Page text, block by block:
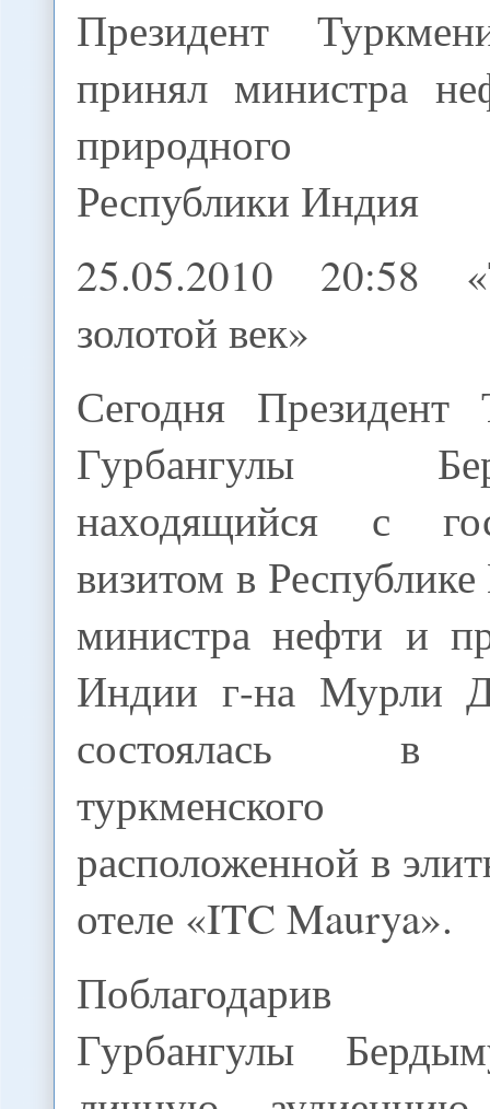
Президент
принял министра
природного
Республики Индия
25.05.2010 20:58
золотой век»
Сегодня Президент
Гурбангулы
находящийся с
визитом в
министра нефти и
Индии г-на Мурли
состоялась в
расположенной в
отеле «ITC Maurya».
Поблагодарив
Гурбангулы